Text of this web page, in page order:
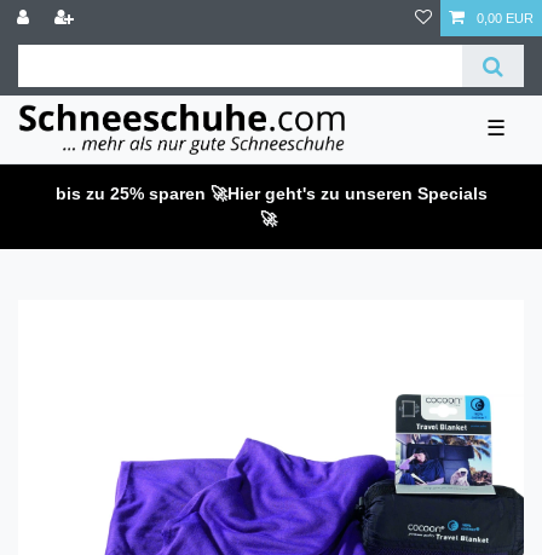
0,00 EUR
☰
bis zu 25% sparen 🚀Hier geht's zu unseren Specials
🚀